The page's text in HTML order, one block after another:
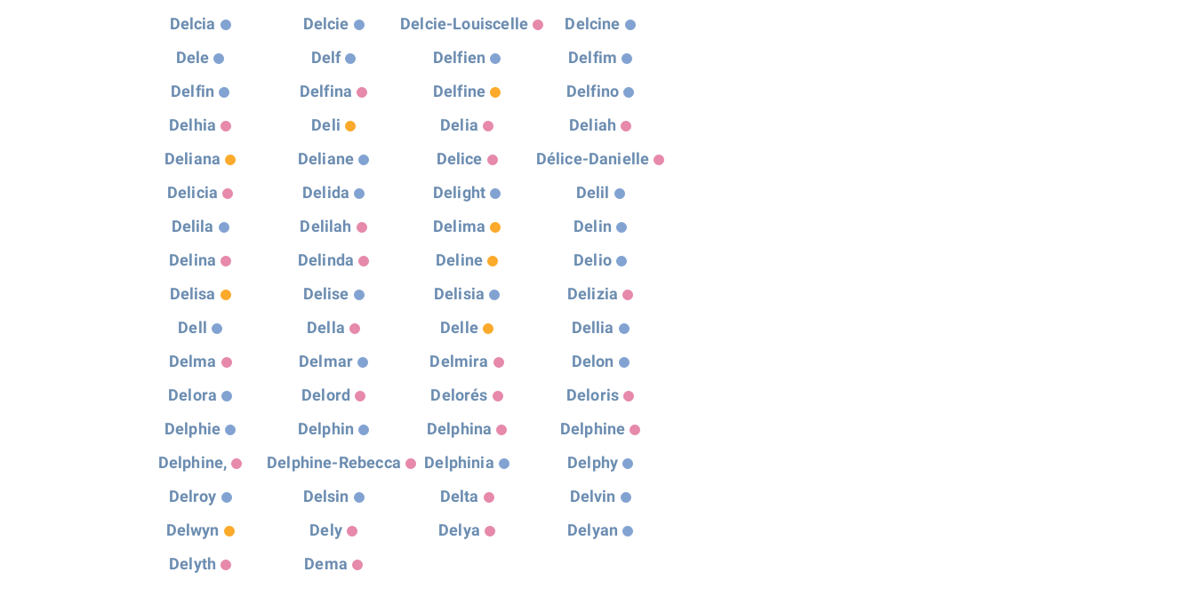
Delcia
Delcie Delcie-Louiscelle
Delcine
Dele
Delf Delfien
Delfim
Delfin
Delfina Delfine
Delfino
Delhia
Deli Delia
Deliah
Deliana
Deliane Delice
Délice-Danielle
Delicia
Delida Delight
Delil
Delila
Delilah Delima
Delin
Delina
Delinda Deline
Delio
Delisa
Delise Delisia
Delizia
Dell
Della Delle
Dellia
Delma
Delmar Delmira
Delon
Delora
Delord Delorés
Deloris
Delphie
Delphin Delphina
Delphine
Delphine,
Delphine-Rebecca Delphinia
Delphy
Delroy
Delsin Delta
Delvin
Delwyn
Dely Delya
Delyan
Delyth
Dema